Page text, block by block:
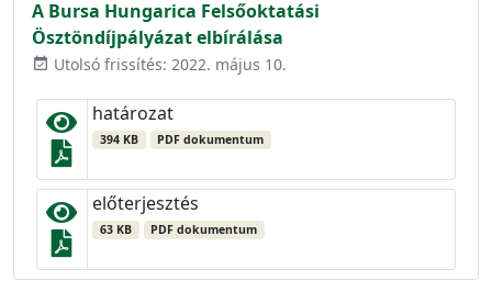
A Bursa Hungarica Felsőoktatási
Ösztöndíjpályázat elbírálása
event_available Utolsó frissítés: 2022. május 10.
határozat
394 KB PDF dokumentum
előterjesztés
63 KB PDF dokumentum